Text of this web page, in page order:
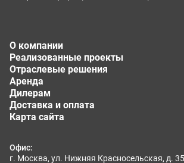
О компании
Реализованные проекты
Отраслевые решения
Аренда
Дилерам
Доставка и оплата
Карта сайта
Офис:
г. Москва, ул. Нижняя Красносельская, д.